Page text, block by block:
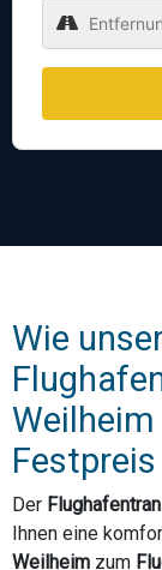
Wie
Der
Ihnen eine
Weilheim zum